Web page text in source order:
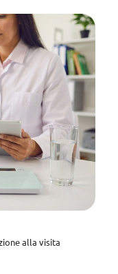
alla visita